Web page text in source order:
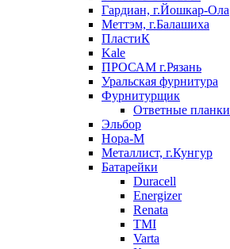
Гардиан, г.Йошкар-Ола
Меттэм, г.Балашиха
ПластиК
Kale
ПРОСАМ г.Рязань
Уральская фурнитура
Фурнитурщик
Ответные планки
Эльбор
Нора-М
Металлист, г.Кунгур
Батарейки
Duracell
Energizer
Renata
TMI
Varta